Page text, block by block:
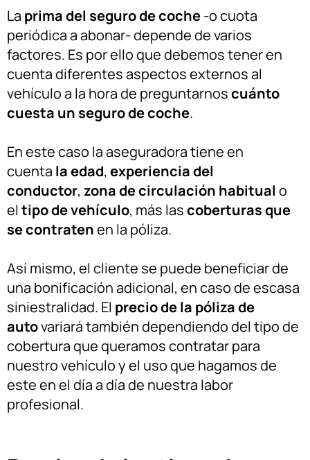
La prima del seguro de coche-o cuota
periódica a abonar- depende de varios
factores. Es por ello que debemos tener en
cuenta diferentes aspectos externos al
vehículo a la hora de preguntarnoscuánto
cuesta un seguro de coche.
En este caso la aseguradora tiene en
cuenta la edad, experiencia del
conductor, zona de circulación habitual o
el tipo de vehículo, más lascoberturas que
se contratenen la póliza.
Así mismo, el cliente se puede beneficiar de
una bonificación adicional, en caso de escasa
siniestralidad. El precio de la póliza de
autovariará también dependiendo del tipo de
cobertura que queramos contratar para
nuestro vehículo y el uso que hagamos de
este en el día a día de nuestra labor
profesional.